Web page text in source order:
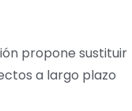
propone sustituir
a largo plazo